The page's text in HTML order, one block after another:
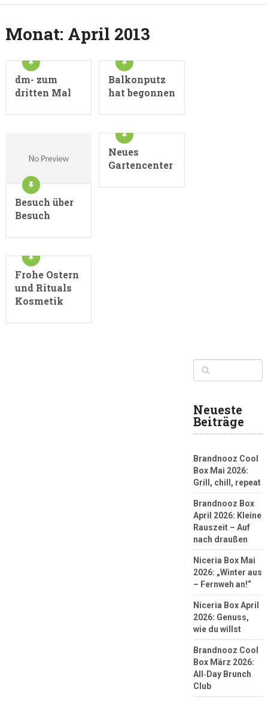
Monat: April 2013
dm- zum
dritten Mal
Balkonputz
hat begonnen
Besuch über
Besuch
Neues
Gartencenter
Frohe Ostern
und Rituals
Kosmetik
Neueste
Beiträge
Brandnooz Cool
Box Mai 2026:
Grill, chill, repeat
Brandnooz Box
April 2026: Kleine
Rauszeit – Auf
nach draußen
Niceria Box Mai
2026: „Winter aus
– Fernweh an!“
Niceria Box April
2026: Genuss,
wie du willst
Brandnooz Cool
Box März 2026:
All‑Day Brunch
Club